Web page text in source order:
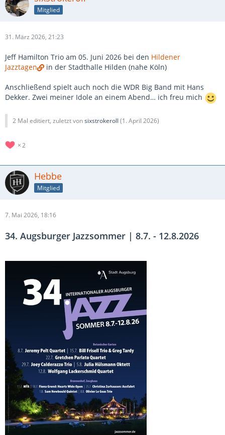
Mitglied
31. März 2026, 21:23
Jeff Hamilton Trio am 05. Juni 2026 bei den Hildener
Jazztagen
in der Stadthalle Hilden (nahe Köln)
Anschließend spielt auch noch die WDR Big Band mit Hans
Dekker. Zwei meiner Idole an einem Abend… ich freu mich
2 Mal editiert, zuletzt vonsixstrokeroll (1. April 2026)
2
Hebbe
Mitglied
7. Mai 2026, 18:16
34. Augsburger Jazzsommer | 8.7. - 12.8.2026